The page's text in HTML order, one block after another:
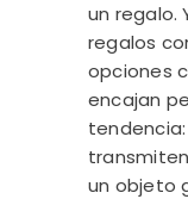
un regalo.
regalos
opciones
encajan
un objeto